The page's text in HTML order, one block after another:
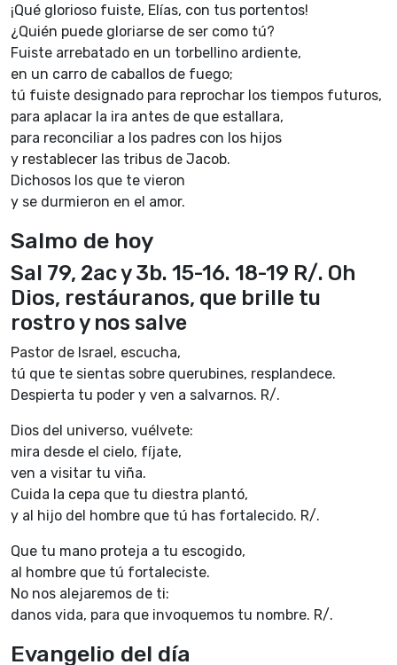
¡Qué glorioso fuiste, Elías, con tus portentos!
¿Quién puede gloriarse de ser como tú?
Fuiste arrebatado en un torbellino ardiente,
en un carro de caballos de fuego;
tú fuiste designado para reprochar los tiempos futuros,
para aplacar la ira antes de que estallara,
para reconciliar a los padres con los hijos
y restablecer las tribus de Jacob.
Dichosos los que te vieron
y se durmieron en el amor.
Salmo de hoy
Sal 79, 2ac y 3b. 15-16. 18-19 R/. Oh
Dios, restáuranos, que brille tu
rostro y nos salve
Pastor de Israel, escucha,
tú que te sientas sobre querubines, resplandece.
Despierta tu poder y ven a salvarnos. R/.
Dios del universo, vuélvete:
mira desde el cielo, fíjate,
ven a visitar tu viña.
Cuida la cepa que tu diestra plantó,
y al hijo del hombre que tú has fortalecido. R/.
Que tu mano proteja a tu escogido,
al hombre que tú fortaleciste.
No nos alejaremos de ti:
danos vida, para que invoquemos tu nombre. R/.
Evangelio del día